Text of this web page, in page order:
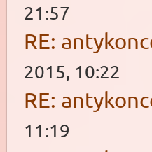
21:57
RE:
2015, 10:22
RE:
11:19